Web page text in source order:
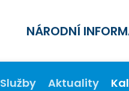
NÁRODNÍ
Služby Aktuality